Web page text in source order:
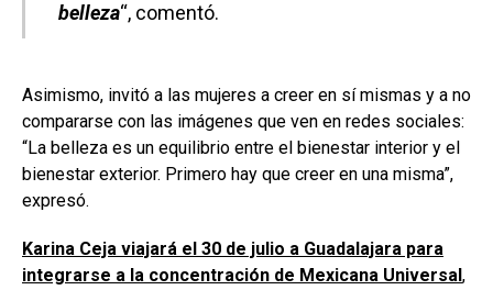
belleza“, comentó.
Asimismo, invitó a las mujeres a creer en sí mismas y a no
compararse con las imágenes que ven en redes sociales:
“La belleza es un equilibrio entre el bienestar interior y el
bienestar exterior. Primero hay que creer en una misma”,
expresó.
Karina Ceja viajará el 30 de julio a Guadalajara para
integrarse a la concentración de Mexicana Universal ,